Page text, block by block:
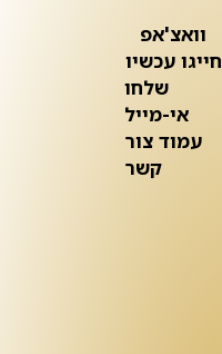
וואצ'אפ
חייגו עכשיו
שלחו
אי-מייל
עמוד צור
קשר